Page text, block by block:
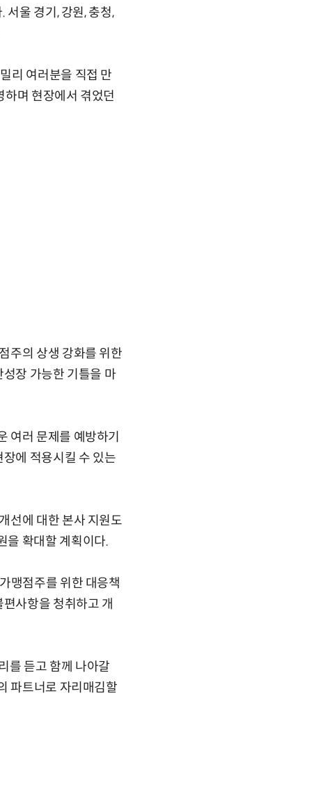
울 경기, 강원, 충청,
리 여러분을 직접 만
하며 현장에서 겪었던
주의 상생 강화를 위한
장 가능한 기틀을 마
여러 문제를 예방하기
에 적용시킬 수 있는
선에 대한 본사 지원도
을 확대할 계획이다.
맹점주를 위한 대응책
사항을 청취하고 개
를 듣고 함께 나아갈
파트너로 자리매김할